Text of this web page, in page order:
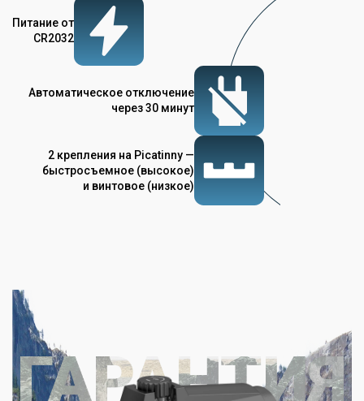
Питание от
CR2032
Автоматическое отключение
через 30 минут
2 крепления на Picatinny —
быстросъемное (высокое)
и винтовое (низкое)